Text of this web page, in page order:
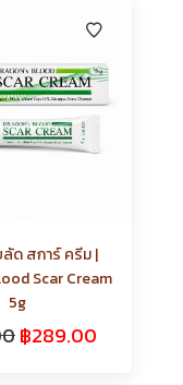
ด สการ์ ครีม |
Scar Cream
5g
฿289.00